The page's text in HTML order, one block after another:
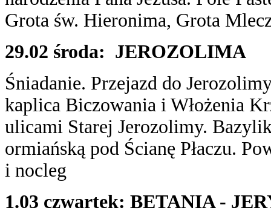
Grota św. Hieronima, Grota
29.02 środa: JEROZOLIMA
Śniadanie. Przejazd do
kaplica Biczowania i Włożenia
ulicami Starej Jerozolimy.
ormiańską pod Ścianę Płaczu.
i nocleg
1.03 czwartek: BETANIA -